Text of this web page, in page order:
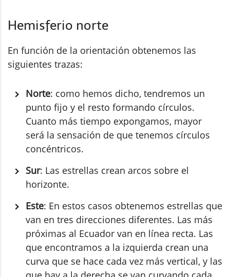
Hemisferio norte
En función de la orientación obtenemos las
siguientes trazas:
Norte: como hemos dicho, tendremos un
punto fijo y el resto formando círculos.
Cuanto más tiempo expongamos, mayor
será la sensación de que tenemos círculos
concéntricos.
Sur: Las estrellas crean arcos sobre el
horizonte.
Este: En estos casos obtenemos estrellas que
van en tres direcciones diferentes. Las más
próximas al Ecuador van en línea recta. Las
que encontramos a la izquierda crean una
curva que se hace cada vez más vertical, y las